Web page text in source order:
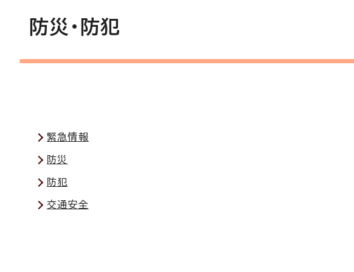
防災・防犯
緊急情報
防災
防犯
交通安全